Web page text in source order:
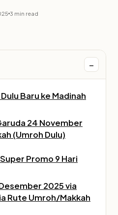
3 min read
−
Baru ke Madinah
24 November
(Umroh Dulu)
Promo 9 Hari
2025 via
Rute Umroh/Makkah